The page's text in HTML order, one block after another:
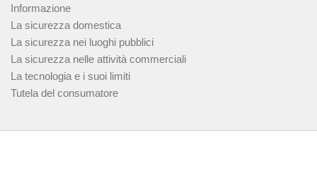
Informazione
La sicurezza domestica
La sicurezza nei luoghi pubblici
La sicurezza nelle attività commerciali
La tecnologia e i suoi limiti
Tutela del consumatore